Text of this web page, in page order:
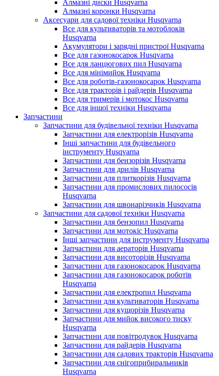
Алмазні диски Husqvarna
Алмазні коронки Husqvarna
Аксесуари для садової техніки Husqvarna
Все для культиваторів та мотоблоків
Husqvarna
Акумулятори і зарядні пристрої Husqvarna
Все для газонокосарок Husqvarna
Все для ланцюгових пил Husqvarna
Все для мінімийок Husqvarna
Все для роботів-газонокосарок Husqvarna
Все для тракторів і райдерів Husqvarna
Все для тримерів і мотокос Husqvarna
Все для іншої техніки Husqvarna
Запчастини
Запчастини для будівельної техніки Husqvarna
Запчастини для електрорізів Husqvarna
Інші запчастини для будівельного
інструменту Husqvarna
Запчастини для бензорізів Husqvarna
Запчастини для дрилів Husqvarna
Запчастини для плиткорізів Husqvarna
Запчастини для промислових пилососів
Husqvarna
Запчастини для швонарізчиків Husqvarna
Запчастини для садової техніки Husqvarna
Запчастини для бензопил Husqvarna
Запчастини для мотокіс Husqvarna
Інші запчастини для інструменту Husqvarna
Запчастини для аераторів Husqvarna
Запчастини для висоторізів Husqvarna
Запчастини для газонокосарок Husqvarna
Запчастини для газонокосарок роботів
Husqvarna
Запчастини для електропил Husqvarna
Запчастини для культиваторів Husqvarna
Запчастини для кущорізів Husqvarna
Запчастини для мийок високого тиску
Husqvarna
Запчастини для повітродувок Husqvarna
Запчастини для райдерів Husqvarna
Запчастини для садових тракторів Husqvarna
Запчастини для снігоприбиральників
Husqvarna